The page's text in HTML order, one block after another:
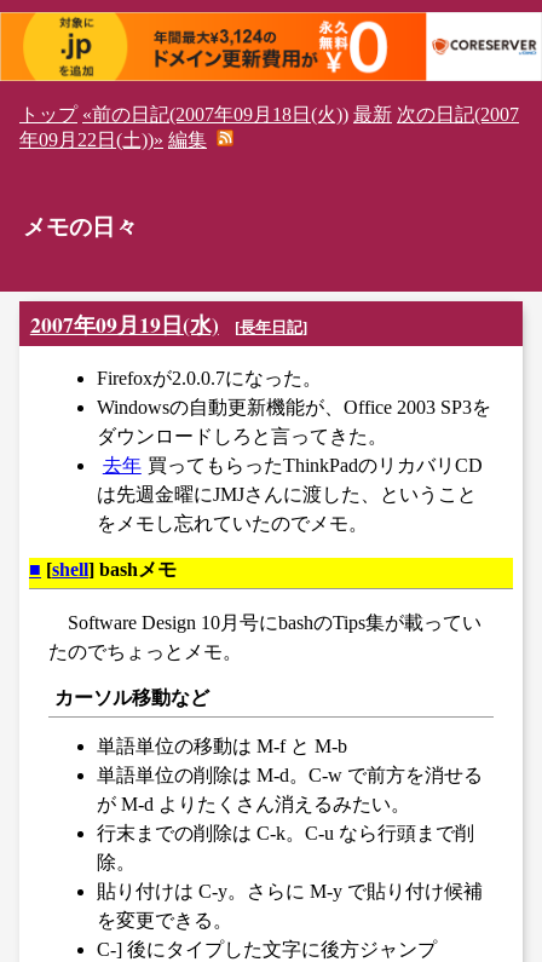
トップ «前の日記(2007年09月18日(火)) 最新 次の日記(2007
年09月22日(土))» 編集
メモの日々
2007年09月19日(水) [長年日記]
Firefoxが2.0.0.7になった。
Windowsの自動更新機能が、Office 2003 SP3を
ダウンロードしろと言ってきた。
去年 買ってもらったThinkPadのリカバリCD
は先週金曜にJMJさんに渡した、ということ
をメモし忘れていたのでメモ。
■ [shell] bashメモ
Software Design 10月号にbashのTips集が載ってい
たのでちょっとメモ。
カーソル移動など
単語単位の移動は M-f と M-b
単語単位の削除は M-d。C-w で前方を消せる
が M-d よりたくさん消えるみたい。
行末までの削除は C-k。C-u なら行頭まで削
除。
貼り付けは C-y。さらに M-y で貼り付け候補
を変更できる。
C-] 後にタイプした文字に後方ジャンプ